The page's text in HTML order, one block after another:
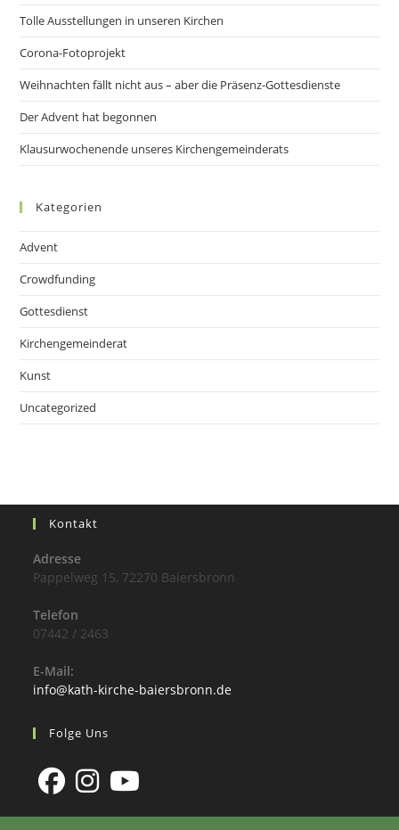
Tolle Ausstellungen in unseren Kirchen
Corona-Fotoprojekt
Weihnachten fällt nicht aus – aber die Präsenz-Gottesdienste
Der Advent hat begonnen
Klausurwochenende unseres Kirchengemeinderats
Kategorien
Advent
Crowdfunding
Gottesdienst
Kirchengemeinderat
Kunst
Uncategorized
Kontakt
Adresse
Pappelweg 15, 72270 Baiersbronn
Telefon
07442 / 2463
E-Mail:
info@kath-kirche-baiersbronn.de
Folge Uns